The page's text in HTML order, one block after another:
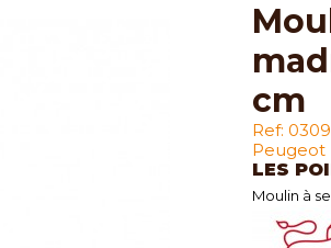
moulin à sel u select
cm
Ref:
Peugeot
LES
Moulin à